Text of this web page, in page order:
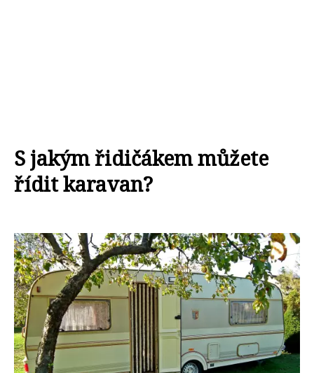
S jakým řidičákem můžete
řídit karavan?